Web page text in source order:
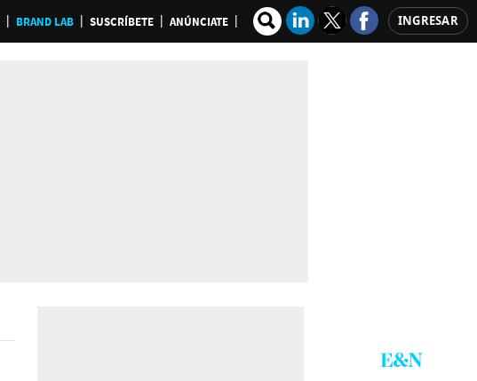
BRAND LAB SUSCRÍBETE ANÚNCIATE INGRESAR